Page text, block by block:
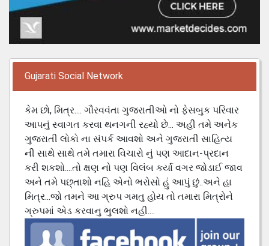
Gujarati Social Network
કેમ છો, મિત્ર.... ગૌરવવંતા ગુજરાતીઓ નો ફેસબુક પરિવાર
આપનું સ્વાગત કરવા થનગની રહ્યો છે... અહી તમે અનેક
ગુજરાતી લોકો ના સંપર્ક આવશો અને ગુજરાતી સાહિત્ય
ની સાથે સાથે તમે તમારા વિચારો નું પણ આદાન-પ્રદાન
કરી શકશો....તો ક્ષણ નો પણ વિલંબ કર્યા વગર જોડાઈ જાવ
અને તમે પછ્તાશો નહિ એનો ભરોસો હું આપું છું..અને હા
મિત્ર...જો તમને આ ગ્રુપ ગમતુ હોય તો તમારા મિત્રોને
ગ્રુપમાં એડ કરવાનુ ભુલશો નહી....